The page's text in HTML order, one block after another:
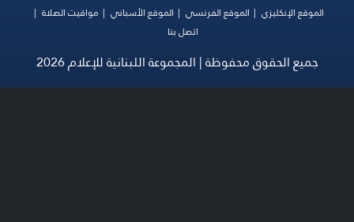
الموقع الإنكليزي الموقع الفرنسي الموقع الأسباني
مواقيت الصلاة
اتصل بنا
جميع الحقوق محفوظة | المجموعة اللبنانية للإعلام 2026